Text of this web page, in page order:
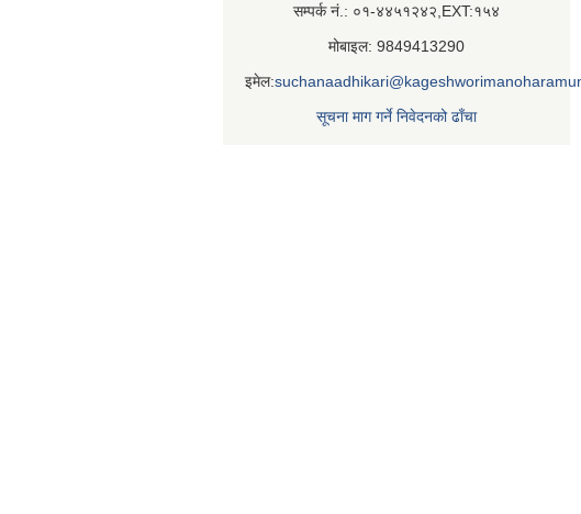
सम्पर्क नं.: ०१-४४५१२४२,EXT:१५४
मोबाइल: 9849413290
इमेल:
सूचना माग गर्ने निवेदनको ढाँचा